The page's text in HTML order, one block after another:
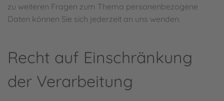
zu weiteren Fragen zum Thema personenbezogene
Daten können Sie sich jederzeit an uns wenden.
Recht auf Einschränkung
der Verarbeitung